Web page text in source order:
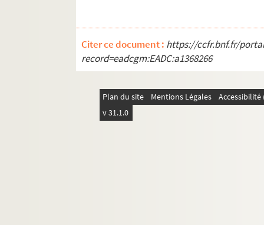
Est. T. Degl. 50. Rouen, rue des Matelas /
Est. T. Degl. 51. Rouen, chapelle du Lycée,
Est. T. Degl. 53. Rouen, rue du Panneret, en
Est. T. Degl. 53. [portrait d'enfant] / Adolphe-
Citer ce document : https://ccfr.bnf.fr/
record=eadcgm:EADC:a1368266
Plan du site Mentions Légales
v 31.1.0